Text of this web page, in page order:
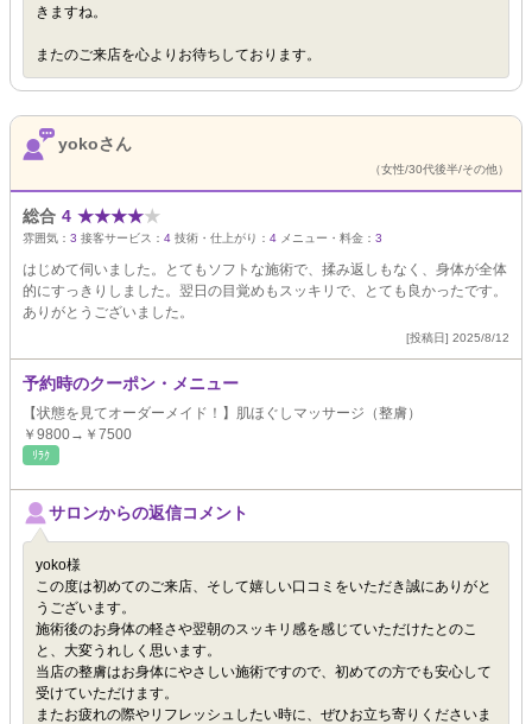
きますね。
またのご来店を心よりお待ちしております。
yokoさん
（女性/30代後半/その他）
総合 4 ★★★★★
雰囲気： 3 接客サービス： 4 技術・仕上がり： 4 メニュー・料金： 3
はじめて伺いました。とてもソフトな施術で、揉み返しもなく、身体が全体
的にすっきりしました。翌日の目覚めもスッキリで、とても良かったです。
ありがとうございました。
[投稿日] 2025/8/12
予約時のクーポン・メニュー
【状態を見てオーダーメイド！】肌ほぐしマッサージ（整膚）
￥9800→￥7500
ﾘﾗｸ
サロンからの返信コメント
yoko様
この度は初めてのご来店、そして嬉しい口コミをいただき誠にありがと
うございます。
施術後のお身体の軽さや翌朝のスッキリ感を感じていただけたとのこ
と、大変うれしく思います。
当店の整膚はお身体にやさしい施術ですので、初めての方でも安心して
受けていただけます。
またお疲れの際やリフレッシュしたい時に、ぜひお立ち寄りくださいま